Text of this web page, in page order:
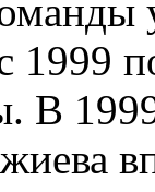
1999
В